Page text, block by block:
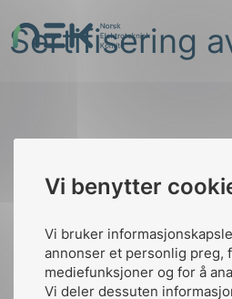
Vi benytter
Vi bruker
annonser et personlig preg,
mediefunksjoner og for å
Vi deler dessuten
til
innhold
NEK
Søk
Sertifisering
Kontakt oss
Ansatte
Bruk